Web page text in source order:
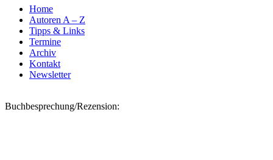
Home
Autoren A – Z
Tipps & Links
Termine
Archiv
Kontakt
Newsletter
Buchbesprechung/Rezension: